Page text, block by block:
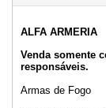
ALFA ARMERIA
Venda somente
responsáveis.
Armas de Fogo